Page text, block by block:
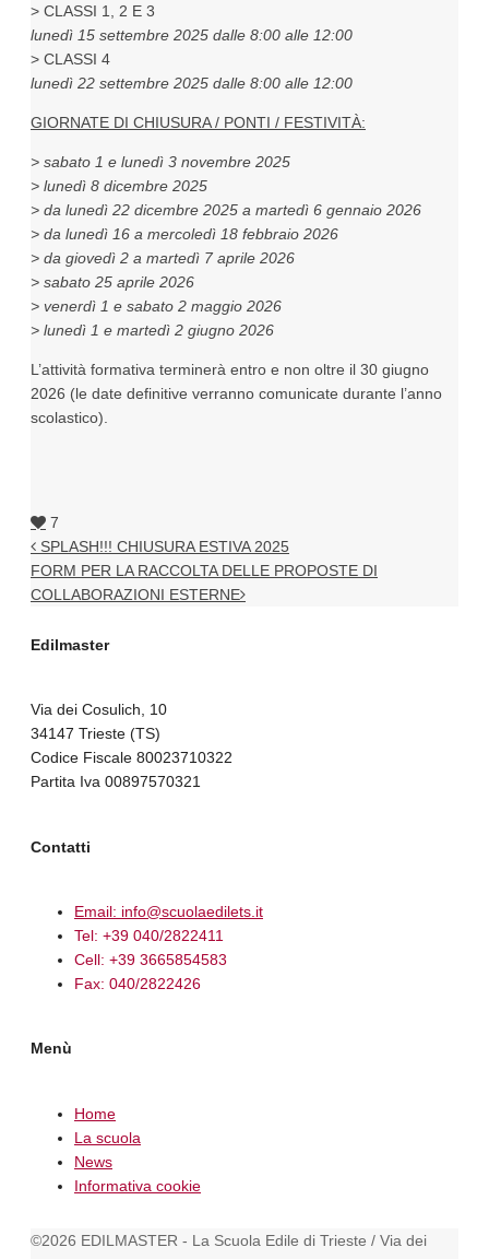
> CLASSI 1, 2 E 3
lunedì 15 settembre 2025 dalle 8:00 alle 12:00
> CLASSI 4
lunedì 22 settembre 2025 dalle 8:00 alle 12:00
GIORNATE DI CHIUSURA / PONTI / FESTIVITÀ:
> sabato 1 e lunedì 3 novembre 2025
> lunedì 8 dicembre 2025
> da lunedì 22 dicembre 2025 a martedì 6 gennaio 2026
> da lunedì 16 a mercoledì 18 febbraio 2026
> da giovedì 2 a martedì 7 aprile 2026
> sabato 25 aprile 2026
> venerdì 1 e sabato 2 maggio 2026
> lunedì 1 e martedì 2 giugno 2026
L’attività formativa terminerà entro e non oltre il 30 giugno
2026 (le date definitive verranno comunicate durante l’anno
scolastico).
7
SPLASH!!! CHIUSURA ESTIVA 2025
FORM PER LA RACCOLTA DELLE PROPOSTE DI
COLLABORAZIONI ESTERNE
Edilmaster
Via dei Cosulich, 10
34147 Trieste (TS)
Codice Fiscale 80023710322
Partita Iva 00897570321
Contatti
Email: info@scuolaedilets.it
Tel: +39 040/2822411
Cell: +39 3665854583
Fax: 040/2822426
Menù
Home
La scuola
News
Informativa cookie
©2026 EDILMASTER - La Scuola Edile di Trieste / Via dei